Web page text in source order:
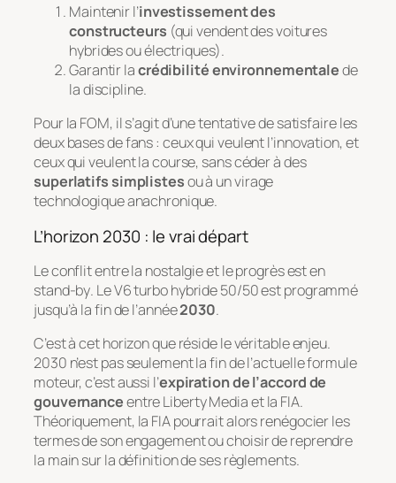
Maintenir l’investissement des
constructeurs (qui vendent des voitures
hybrides ou électriques).
Garantir lacrédibilité environnementalede
la discipline.
Pour la FOM, il s’agit d’une tentative de satisfaire les
deux bases de fans : ceux qui veulent l’innovation, et
ceux qui veulent la course, sans céder à des
superlatifs simplistesou à un virage
technologique anachronique.
L’horizon 2030 : le vrai départ
Le conflit entre la nostalgie et le progrès est en
stand-by. Le V6 turbo hybride 50/50 est programmé
jusqu’à la fin de l’année2030.
C’est à cet horizon que réside le véritable enjeu.
2030 n’est pas seulement la fin de l’actuelle formule
moteur, c’est aussi l’expiration de l’accord de
gouvernanceentre Liberty Media et la FIA.
Théoriquement, la FIA pourrait alors renégocier les
termes de son engagement ou choisir de reprendre
la main sur la définition de ses règlements.